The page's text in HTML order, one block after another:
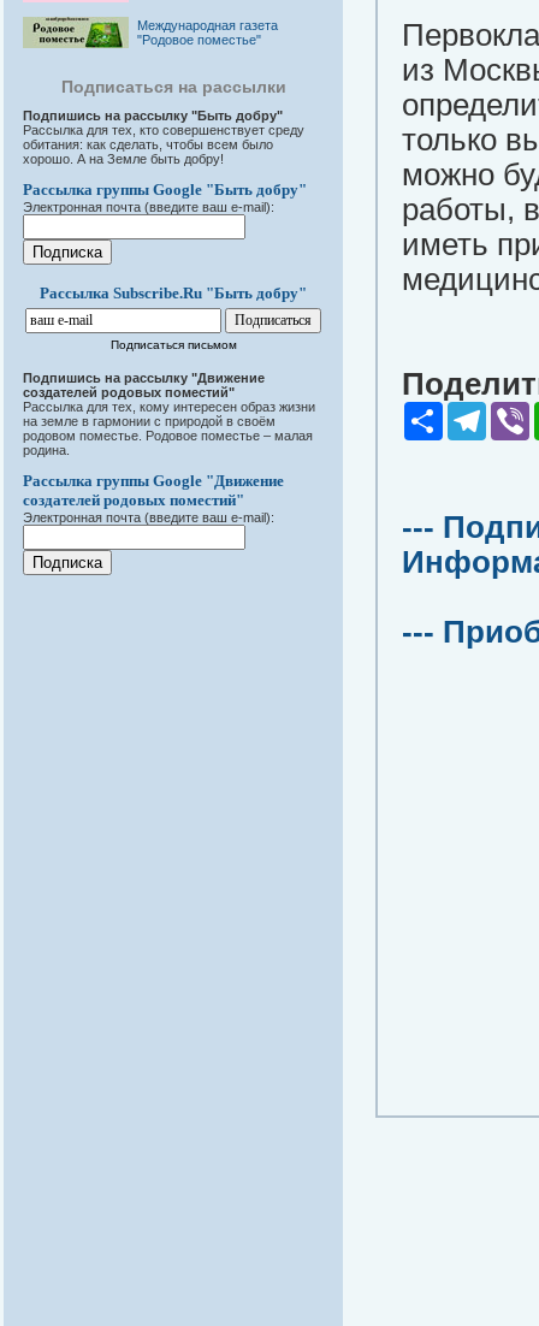
Международная газета
"Родовое поместье"
Подписаться на рассылки
Подпишись на рассылку "Быть добру"
Рассылка для тех, кто совершенствует среду
обитания: как сделать, чтобы всем было
хорошо. А на Земле быть добру!
Рассылка группы Google "Быть добру"
Электронная почта (введите ваш e-mail):
Рассылка Subscribe.Ru "Быть добру"
Подписаться письмом
Подпишись на рассылку "Движение
создателей родовых поместий"
Рассылка для тех, кому интересен образ жизни
на земле в гармонии с природой в своём
родовом поместье. Родовое поместье – малая
родина.
Рассылка группы Google "Движение
создателей родовых поместий"
Электронная почта (введите ваш e-mail):
из
только
можно
работы,
иметь
Share
---
---